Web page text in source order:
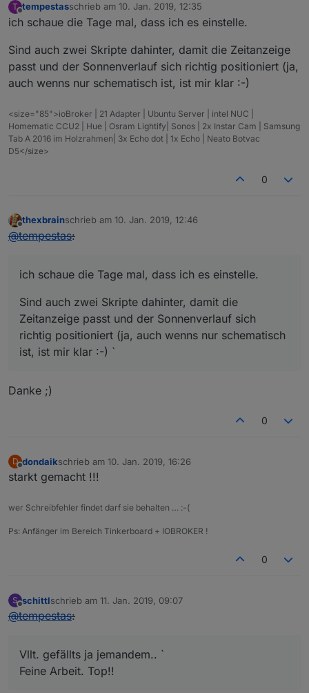
T
Offline
tempestasschrieb am 10. Jan. 2019, 12:35
zuletzt editiert von
ich schaue die Tage mal, dass ich es einstelle.
Sind auch zwei Skripte dahinter, damit die Zeitanzeige
passt und der Sonnenverlauf sich richtig positioniert (ja,
auch wenns nur schematisch ist, ist mir klar :-)
<size="85">ioBroker | 21 Adapter | Ubuntu Server | intel NUC |
Homematic CCU2 | Hue | Osram Lightify| Sonos | 2x Instar Cam | Samsung
Tab A 2016 im Holzrahmen| 3x Echo dot | 1x Echo | Neato Botvac
D5</size>
0
Offline
thexbrainschrieb am 10. Jan. 2019, 12:46
zuletzt editiert von
@tempestas:
ich schaue die Tage mal, dass ich es einstelle.
Sind auch zwei Skripte dahinter, damit die
Zeitanzeige passt und der Sonnenverlauf sich
richtig positioniert (ja, auch wenns nur schematisch
ist, ist mir klar :-) `
Danke ;)
0
D
Offline
dondaikschrieb am 10. Jan. 2019, 16:26
zuletzt editiert von
starkt gemacht !!!
wer Schreibfehler findet darf sie behalten … :-(
Ps: Anfänger im Bereich Tinkerboard + IOBROKER !
0
S
Offline
schittlschrieb am 11. Jan. 2019, 09:07
zuletzt editiert von
@tempestas:
Vllt. gefällts ja jemandem.. `
Feine Arbeit. Top!!